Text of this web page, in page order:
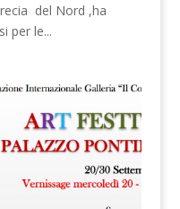
del Nord ,ha
per le...